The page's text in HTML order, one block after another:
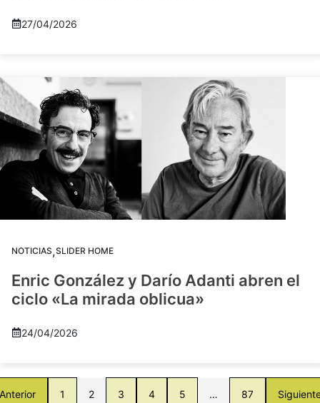
27/04/2026
NOTICIAS,SLIDER HOME
Enric González y Darío Adanti abren el
ciclo «La mirada oblicua»
24/04/2026
1 2 3 4 5 … 87